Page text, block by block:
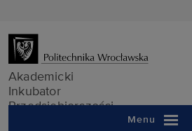
Akademicki
Inkubator
Przedsiębiorczości
Menu